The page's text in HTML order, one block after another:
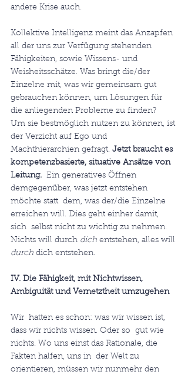
andere Krise auch.
Kollektive Intelligenz meint das Anzapfen
all der uns zur Verfügung stehenden
Fähigkeiten, sowie Wissens- und
Weisheitsschätze. Was bringt die/der
Einzelne mit, was wir gemeinsam gut
gebrauchen können, um Lösungen für
die anliegenden Probleme zu finden?
Um sie bestmöglich nutzen zu können, ist
der Verzicht auf Ego und
Machthierarchien gefragt. Jetzt braucht es
kompetenzbasierte, situative Ansätze von
Leitung.
  Ein generatives Öffnen
demgegenüber, was jetzt entstehen
möchte statt  dem, was der/die Einzelne
erreichen will. Dies geht einher damit,
sich  selbst nicht zu wichtig zu nehmen.
Nichts will durch dich entstehen, alles will
durch dich entstehen.
IV. Die Fähigkeit, mit Nichtwissen,
Ambiguität und Vernetztheit umzugehen
Wir  hatten es schon: was wir wissen ist,
dass wir nichts wissen. Oder so  gut wie
nichts. Wo uns einst das Rationale, die
Fakten halfen, uns in  der Welt zu
orientieren, müssen wir nunmehr den